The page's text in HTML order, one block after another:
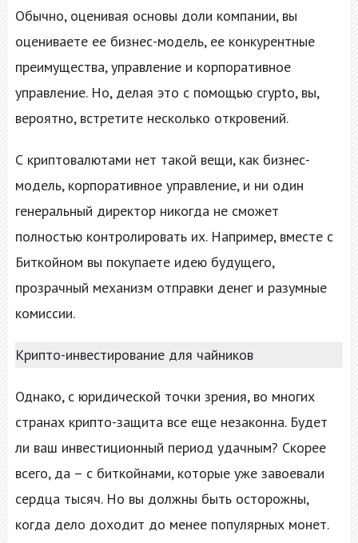
Обычно, оценивая основы доли компании, вы
оцениваете ее бизнес-модель, ее конкурентные
преимущества, управление и корпоративное
управление. Но, делая это с помощью crypto, вы,
вероятно, встретите несколько откровений.
С криптовалютами нет такой вещи, как бизнес-
модель, корпоративное управление, и ни один
генеральный директор никогда не сможет
полностью контролировать их. Например, вместе с
Биткойном вы покупаете идею будущего,
прозрачный механизм отправки денег и разумные
комиссии.
Крипто-инвестирование для чайников
Однако, с юридической точки зрения, во многих
странах крипто-защита все еще незаконна. Будет
ли ваш инвестиционный период удачным? Скорее
всего, да – с биткойнами, которые уже завоевали
сердца тысяч. Но вы должны быть осторожны,
когда дело доходит до менее популярных монет.